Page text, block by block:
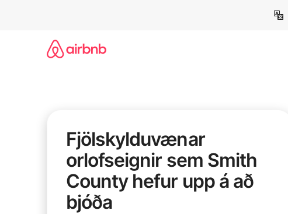
Fjölskylduvænar
orlofseignir sem Smith
County hefur upp á að
bjóða